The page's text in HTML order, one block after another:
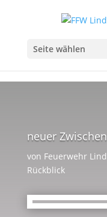
Seite wählen
neuer
von Feuerwehr
Rückblick